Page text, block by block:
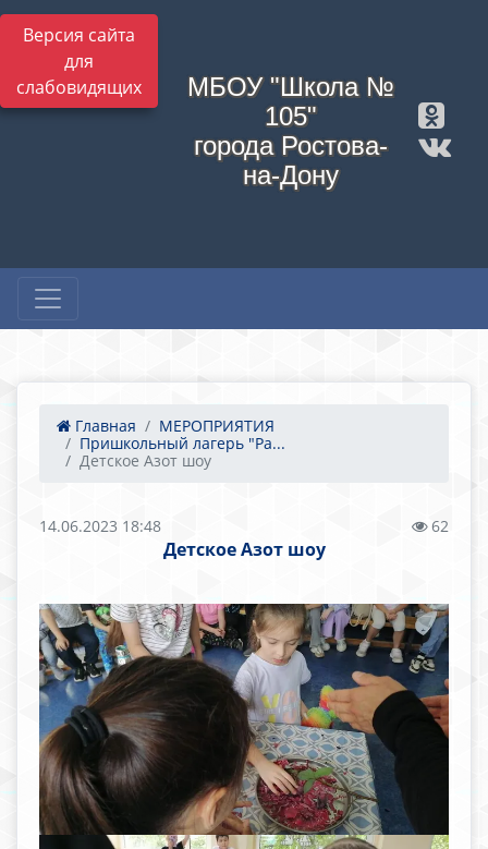
Версия сайта
для
слабовидящих
МБОУ "Школа №
105"
города Ростова-
на-Дону
Главная
МЕРОПРИЯТИЯ
Пришкольный лагерь "Ра...
Детское Азот шоу
14.06.2023 18:48 62
Детское Азот шоу